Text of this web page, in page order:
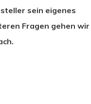
sein eigenes
Fragen gehen wir